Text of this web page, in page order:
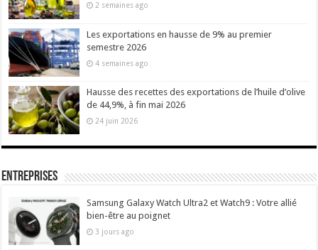
2 semaines ago
Les exportations en hausse de 9% au premier
semestre 2026
4 semaines ago
Hausse des recettes des exportations de l’huile d’olive
de 44,9%, à fin mai 2026
24 juin 2026
Entreprises
Samsung Galaxy Watch Ultra2 et Watch9 : Votre allié
bien-être au poignet
3 jours ago